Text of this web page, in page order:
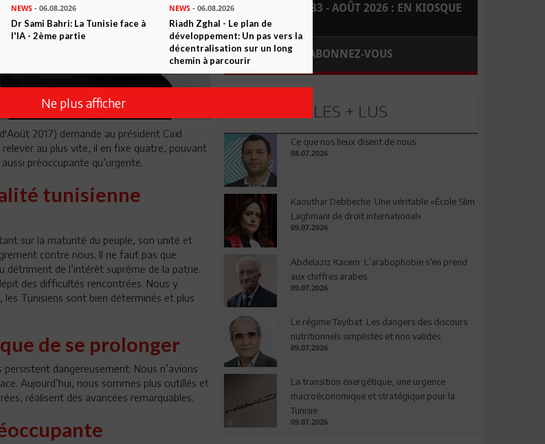
2017) demande au président Caïd
au plus vite, il en fixe quatre, pouvant
préoccupante qu’urgente.
tunisienne
sur la maturité du peuple, son unité et
contre nous. Il ne faut pas que
détriment de l’intérêt suprême de la patrie.
des difficultés rencontrées. Nous y
les Tunisiens sont bien déterminés et plus
de se prolonger
dangereusement. Nous n’avions
Aujourd’hui, nous sommes plus outillés et
réalisent des avancées remarquables.
LEADERS N° 183 - AOÛT 2026 : EN KIOSQUE
ABONNEZ-VOUS
LES + LUS
Ce que nos lieux disent de nous
08.07.2026
Kaouthar Debbeche: Une véritable «École Slim
Laghmani de droit international»
09.07.2026
Abdelaziz Kacem: L’arabophobie s’en prend
aux chiffres arabes
09.07.2026
Le régime Tayibat: Les dangers des discours
nutritionnels simplistes et non validés
09.07.2026
La transition énergétique, une urgence
macroéconomique et stratégique pour la
Tunisie
09.07.2026
NEWS - 06.08.2026
Dr Sami Bahri: La Tunisie face à
l'IA - 2ème partie
NEWS- 06.08.2026
Riadh Zghal - Le plan de
développement: Un pas vers la
décentralisation sur un long
chemin à parcourir
Ne plus afficher